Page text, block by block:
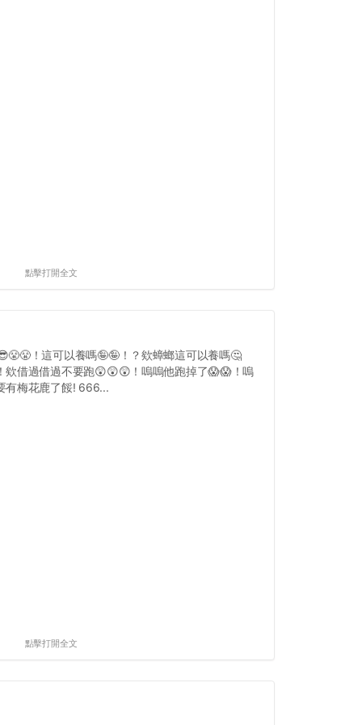
點擊打開全文
！這可以養嗎🤪🤪！？欸蟑螂這可以養嗎🤔
欸借過借過不要跑😲😲😲！嗚嗚他跑掉了😱😱！嗚
有梅花鹿了餒! 666...
點擊打開全文